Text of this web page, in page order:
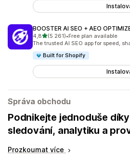
BOOSTER AI SEO + AEO
4,8z 5 hvězd
(5 261)
Celkový počet recenzí: 5261
•Free plan available
The trusted AI SEO app for speed,
Built for Shopify
Správa obchodu
Podnikejte jednoduše
sledování, analytiku a
Prozkoumat více